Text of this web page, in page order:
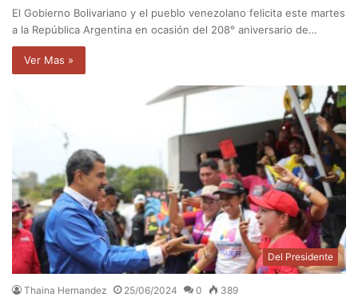
El Gobierno Bolivariano y el pueblo venezolano felicita este martes
a la República Argentina en ocasión del 208° aniversario de…
Ver Mas »
Del Presidente
Thaina Hernandez 25/06/2024 0 389